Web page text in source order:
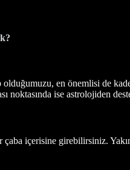
olduğumuzu, en önemlisi de
noktasında ise astrolojiden
içerisine girebilirsiniz.